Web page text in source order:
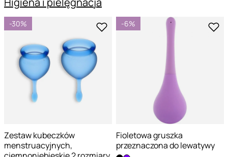
-30%
Zestaw kubeczków
menstruacyjnych,
-6%
Fioletowa gruszka
przeznaczona do lewatywy